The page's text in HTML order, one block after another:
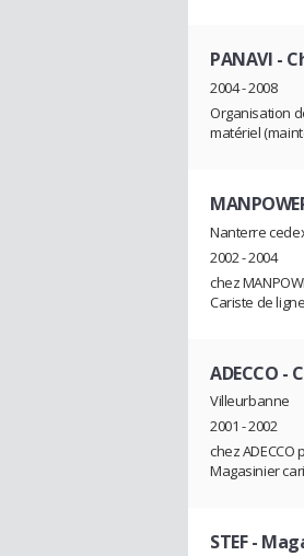
PANAVI -
2004 - 2008
Organisation
matériel
Nanterre
2002 - 2004
chez
Cariste de
ADECCO -
Villeurbanne
2001 - 2002
chez ADECCO
Magasinier
STEF-